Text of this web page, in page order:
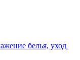
белья, уход